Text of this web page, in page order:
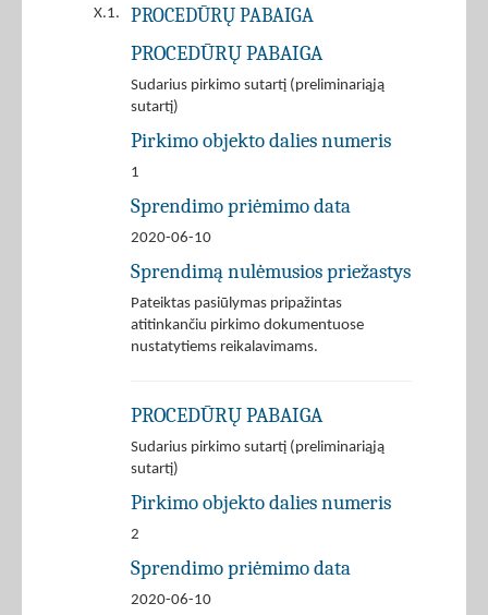
X.1. PROCEDŪRŲ PABAIGA
PROCEDŪRŲ PABAIGA
Sudarius pirkimo sutartį (preliminariąją
sutartį)
Pirkimo objekto dalies numeris
1
Sprendimo priėmimo data
2020-06-10
Sprendimą nulėmusios priežastys
Pateiktas pasiūlymas pripažintas
atitinkančiu pirkimo dokumentuose
nustatytiems reikalavimams.
PROCEDŪRŲ PABAIGA
Sudarius pirkimo sutartį (preliminariąją
sutartį)
Pirkimo objekto dalies numeris
2
Sprendimo priėmimo data
2020-06-10